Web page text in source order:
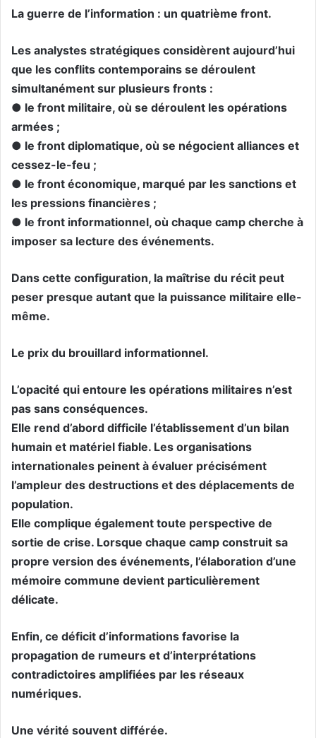
La guerre de l’information : un quatrième front.
Les analystes stratégiques considèrent aujourd’hui
que les conflits contemporains se déroulent
simultanément sur plusieurs fronts :
● le front militaire, où se déroulent les opérations
armées ;
● le front diplomatique, où se négocient alliances et
cessez-le-feu ;
● le front économique, marqué par les sanctions et
les pressions financières ;
● le front informationnel, où chaque camp cherche à
imposer sa lecture des événements.
Dans cette configuration, la maîtrise du récit peut
peser presque autant que la puissance militaire elle-
même.
Le prix du brouillard informationnel.
L’opacité qui entoure les opérations militaires n’est
pas sans conséquences.
Elle rend d’abord difficile l’établissement d’un bilan
humain et matériel fiable. Les organisations
internationales peinent à évaluer précisément
l’ampleur des destructions et des déplacements de
population.
Elle complique également toute perspective de
sortie de crise. Lorsque chaque camp construit sa
propre version des événements, l’élaboration d’une
mémoire commune devient particulièrement
délicate.
Enfin, ce déficit d’informations favorise la
propagation de rumeurs et d’interprétations
contradictoires amplifiées par les réseaux
numériques.
Une vérité souvent différée.